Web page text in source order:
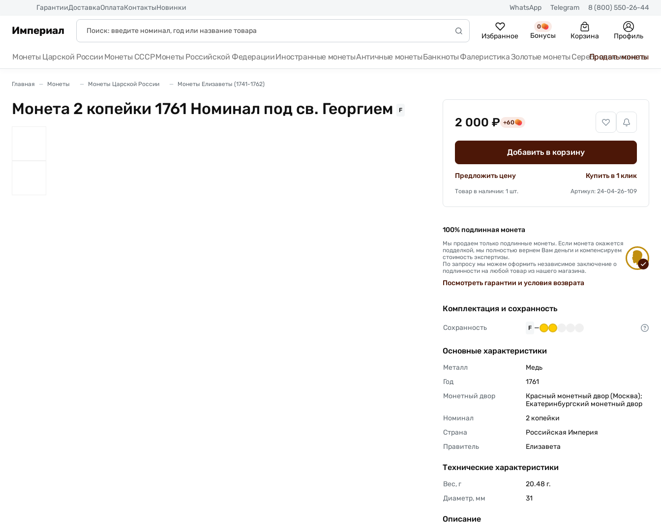
ГарантииДоставкаОплатаКонтактыНовинки WhatsApp Telegram 8 (800) 550-26-44
Империал Избранное
0
Бонусы Корзина Профиль
Монеты Царской России Монеты СССРМонеты Российской ФедерацииИностранные монетыАнтичные монетыБанкноты ФалеристикаЗолотые монеты Серебряные монеты
Продать монеты
Главная Монеты Монеты Царской России Монеты Елизаветы (1741-1762)
Монета 2 копейки 1761 Номинал под св. Георгием F
2 000 ₽ +60
Добавить в корзину
Предложить цену Купить в 1 клик
Товар в наличии: 1 шт. Артикул: 24-04-26-109
100% подлинная монета
Мы продаем только подлинные монеты. Если монета окажется
подделкой, мы полностью вернем Вам деньги и компенсируем
стоимость экспертизы.
По запросу мы можем оформить независимое заключение о
подлинности на любой товар из нашего магазина.
Посмотреть гарантии и условия возврата
Комплектация и сохранность
Сохранность F —
Основные характеристики
Металл
Медь
Год
1761
Монетный двор
Красный монетный двор (Москва);
Екатеринбургский монетный двор
Номинал
2 копейки
Страна
Российская Империя
Правитель
Елизавета
Технические характеристики
Вес, г
20.48 г.
Диаметр, мм
31
Описание